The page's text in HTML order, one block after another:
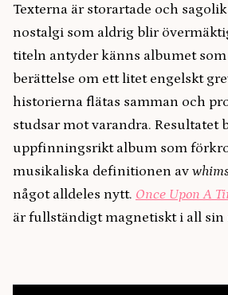
Texterna är storartade och
nostalgi som aldrig blir
titeln antyder känns albumet
berättelse om ett litet engelskt
historierna flätas samman och
studsar mot varandra. Resultatet
uppfinningsrikt album som
musikaliska definitionen av
något alldeles nytt. Once Upon A
är fullständigt magnetiskt i all